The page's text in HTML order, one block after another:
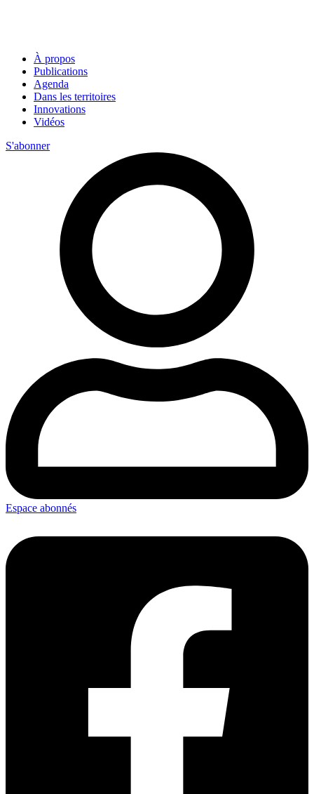
À propos
Publications
Agenda
Dans les territoires
Innovations
Vidéos
S'abonner
Espace abonnés